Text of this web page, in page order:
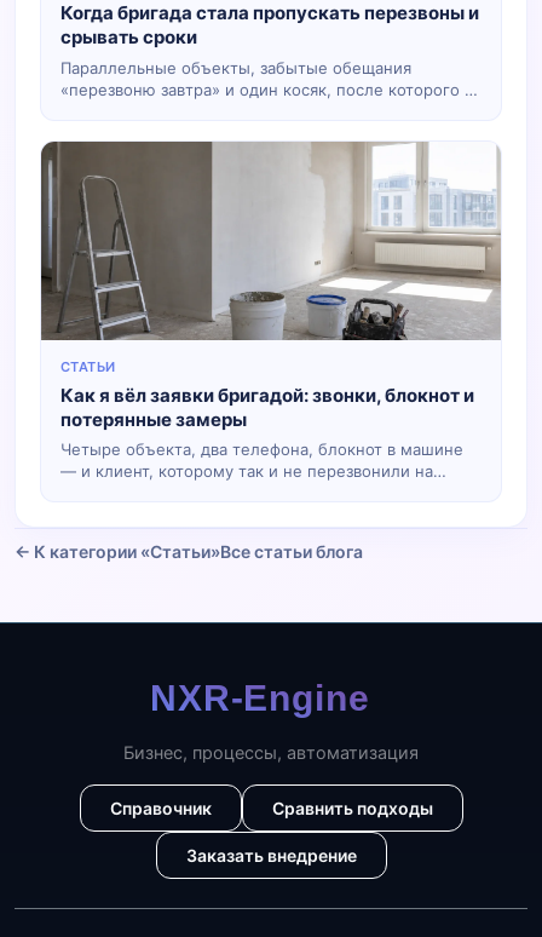
Когда бригада стала пропускать перезвоны и
срывать сроки
Параллельные объекты, забытые обещания
«перезвоню завтра» и один косяк, после которого я
СТАТЬИ
Как я вёл заявки бригадой: звонки, блокнот и
потерянные замеры
Четыре объекта, два телефона, блокнот в машине
— и клиент, которому так и не перезвонили на
← К категории «Статьи»Все статьи блога
Бизнес, процессы, автоматизация
Справочник Сравнить подходы
Заказать внедрение